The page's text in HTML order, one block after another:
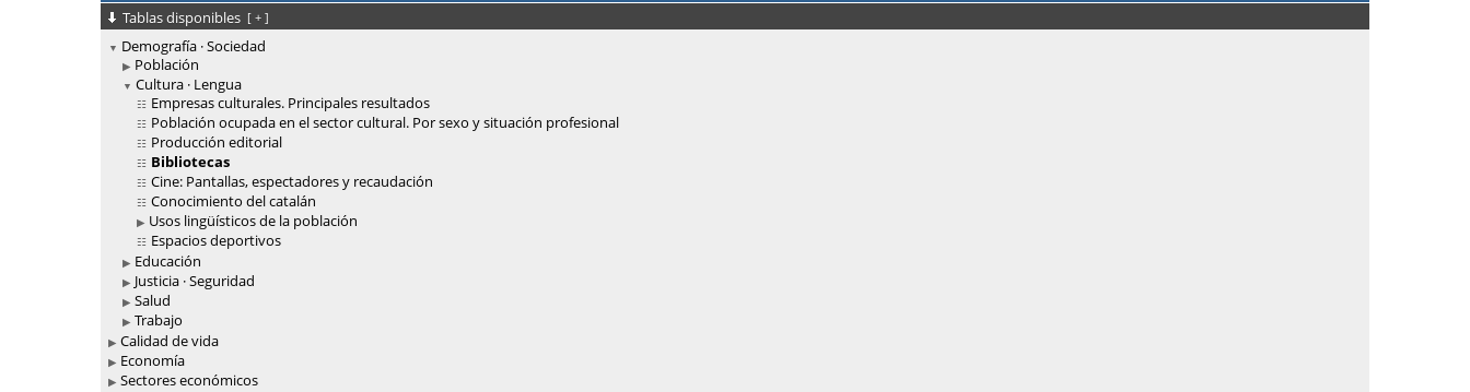
Tablas disponibles [ + ]
Demografía · Sociedad
Población
Cultura · Lengua
Empresas culturales. Principales resultados
Población ocupada en el sector cultural. Por sexo y situación profesional
Producción editorial
Bibliotecas
Cine: Pantallas, espectadores y recaudación
Conocimiento del catalán
Usos lingüísticos de la población
Espacios deportivos
Educación
Justicia · Seguridad
Salud
Trabajo
Calidad de vida
Economía
Sectores económicos